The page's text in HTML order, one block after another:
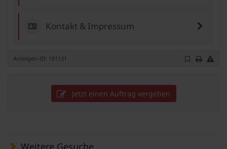
Kontakt & Impressum
Anzeigen-ID: 181131
Jetzt einen Auftrag vergeben
Weitere Gesuche